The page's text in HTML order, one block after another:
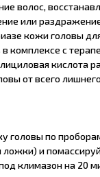
волос,
или
кожи головы
в комплексе с
кислота
от всего
головы по
ложки) и
климазон на 20